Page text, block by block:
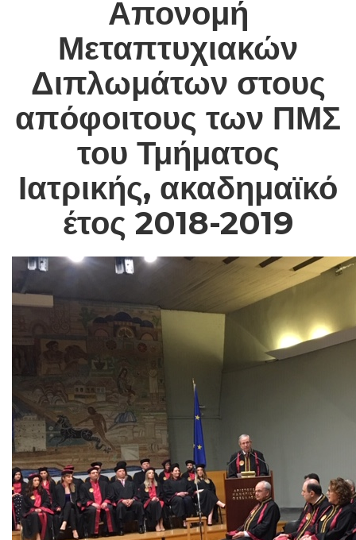
Απονομή
Μεταπτυχιακών
Διπλωμάτων στους
απόφοιτους των ΠΜΣ
του Τμήματος
Ιατρικής, ακαδημαϊκό
έτος 2018-2019